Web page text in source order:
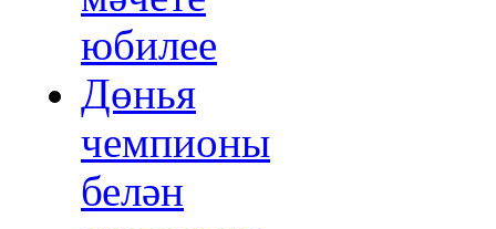
юбилее
Дөнья
чемпионы
белән